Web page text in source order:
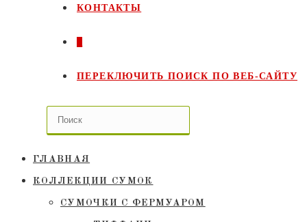
КОНТАКТЫ
ПЕРЕКЛЮЧИТЬ ПОИСК ПО ВЕБ-САЙТУ
ГЛАВНАЯ
КОЛЛЕКЦИИ СУМОК
СУМОЧКИ C ФЕРМУАРОМ